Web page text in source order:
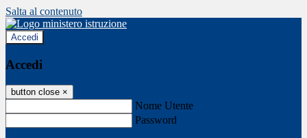
Salta al contenuto
Accedi
Accedi
button close ×
Nome Utente
Password